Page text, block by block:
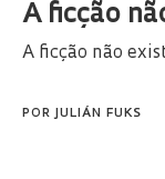
A ficção
A ficção não
POR JULIÁN FUKS